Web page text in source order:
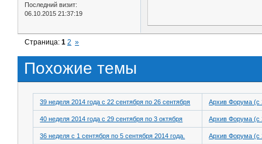
Последний визит:
06.10.2015 21:37:19
Страница:1 2 »
Похожие темы
39 неделя 2014 года с 22 сентября по 26 сентября Архив Форума (с
40 неделя 2014 года с 29 сентября по 3 октября Архив Форума (с
36 неделя с 1 сентября по 5 сентября 2014 года. Архив Форума (с